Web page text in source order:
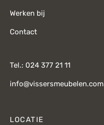
Werken bij
Contact
Tel.: 024 377 21 11
info@vissersmeubelen.com
LOCATIE